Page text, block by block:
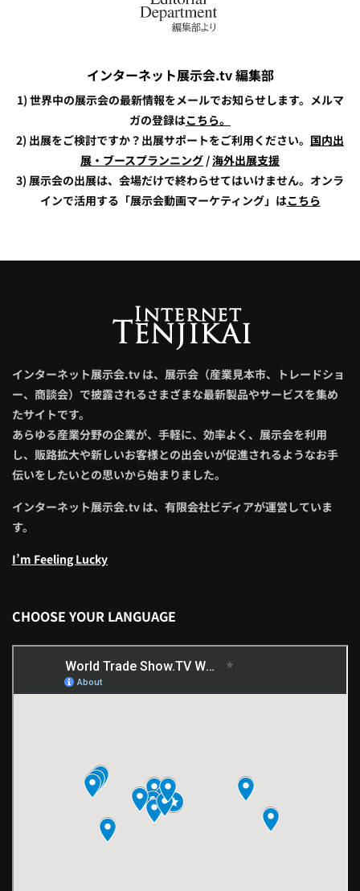
インターネット展示会.tv 編集部
1) 世界中の展示会の最新情報をメールでお知らせします。メルマ
ガの登録はこちら。
2) 出展をご検討ですか？出展サポートをご利用ください。 国内出
展・ブースプランニング /海外出展支援
3) 展示会の出展は、会場だけで終わらせてはいけません。オンラ
インで活用する「展示会動画マーケティング」はこちら
インターネット展示会.tv は、展示会（産業見本市、トレードショ
ー、商談会）で披露されるさまざまな最新製品やサービスを集め
たサイトです。
あらゆる産業分野の企業が、手軽に、効率よく、展示会を利用
し、販路拡大や新しいお客様との出会いが促進されるようなお手
伝いをしたいとの思いから始まりました。
インターネット展示会.tv は、有限会社ビディアが運営していま
す。
I’m Feeling Lucky
CHOOSE YOUR LANGUAGE